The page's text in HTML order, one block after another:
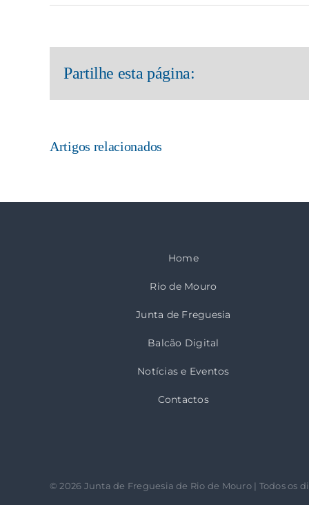
Partilhe esta página:
Artigos relacionados
Home
Rio de Mouro
Junta de Freguesia
Balcão Digital
Notícias e Eventos
Contactos
©2026 Junta de Freguesia de Rio de Mouro | Todos os